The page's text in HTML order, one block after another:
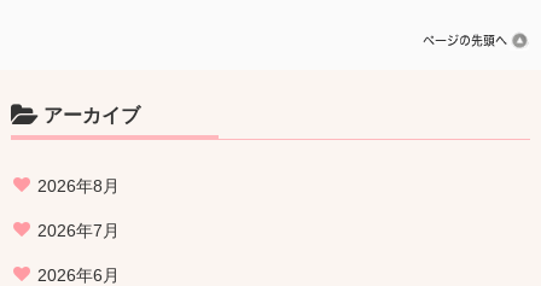
アーカイブ
2026年8月
2026年7月
2026年6月